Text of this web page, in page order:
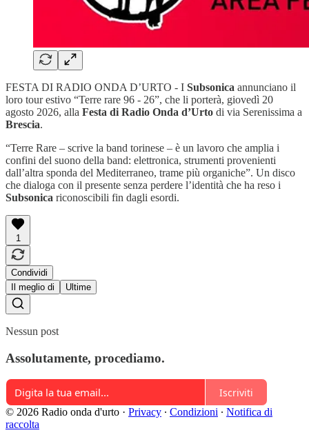
FESTA DI RADIO ONDA D’URTO - I Subsonica annunciano il
loro tour estivo “Terre rare 96 - 26”, che li porterà, giovedì 20
agosto 2026, alla Festa di Radio Onda d’Urto di via Serenissima a
Brescia.
“Terre Rare – scrive la band torinese – è un lavoro che amplia i
confini del suono della band: elettronica, strumenti provenienti
dall’altra sponda del Mediterraneo, trame più organiche”. Un disco
che dialoga con il presente senza perdere l’identità che ha reso i
Subsonica riconoscibili fin dagli esordi.
1
Condividi
Il meglio di
Ultime
Nessun post
Assolutamente, procediamo.
Iscriviti
© 2026 Radio onda d'urto · Privacy ∙ Condizioni ∙ Notifica di
raccolta